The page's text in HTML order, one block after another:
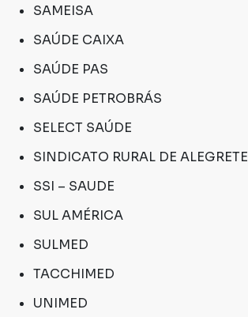
SAMEISA
SAÚDE CAIXA
SAÚDE PAS
SAÚDE PETROBRÁS
SELECT SAÚDE
SINDICATO RURAL DE ALEGRETE
SSI – SAUDE
SUL AMÉRICA
SULMED
TACCHIMED
UNIMED